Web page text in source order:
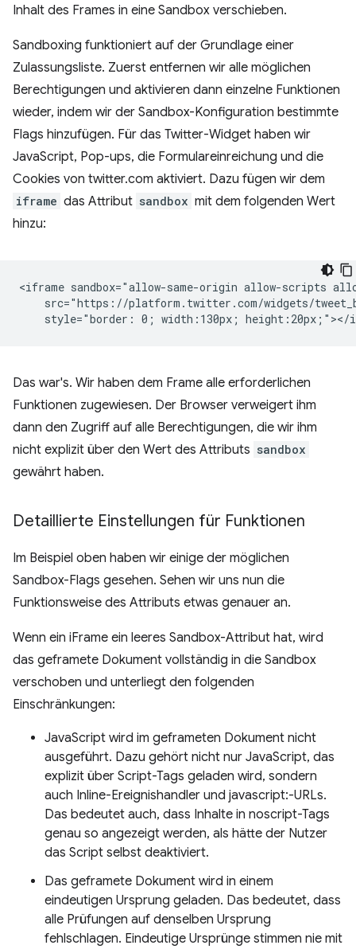
Inhalt des Frames in eine Sandbox verschieben.
Sandboxing funktioniert auf der Grundlage einer
Zulassungsliste. Zuerst entfernen wir alle möglichen
Berechtigungen und aktivieren dann einzelne Funktionen
wieder, indem wir der Sandbox-Konfiguration bestimmte
Flags hinzufügen. Für das Twitter-Widget haben wir
JavaScript, Pop-ups, die Formulareinreichung und die
Cookies von twitter.com aktiviert. Dazu fügen wir dem
iframe das Attribut sandbox mit dem folgenden Wert
hinzu:
<iframe sandbox="allow-same-origin allow-scripts
src="https://platform.twitter.com/widgets/
Das war's. Wir haben dem Frame alle erforderlichen
Funktionen zugewiesen. Der Browser verweigert ihm
dann den Zugriff auf alle Berechtigungen, die wir ihm
nicht explizit über den Wert des Attributs sandbox
gewährt haben.
Detaillierte Einstellungen für Funktionen
Im Beispiel oben haben wir einige der möglichen
Sandbox-Flags gesehen. Sehen wir uns nun die
Funktionsweise des Attributs etwas genauer an.
Wenn ein iFrame ein leeres Sandbox-Attribut hat, wird
das geframete Dokument vollständig in die Sandbox
verschoben und unterliegt den folgenden
Einschränkungen:
JavaScript wird im geframeten Dokument nicht
ausgeführt. Dazu gehört nicht nur JavaScript, das
explizit über Script-Tags geladen wird, sondern
auch Inline-Ereignishandler und javascript:-URLs.
Das bedeutet auch, dass Inhalte in noscript-Tags
genau so angezeigt werden, als hätte der Nutzer
das Script selbst deaktiviert.
Das geframete Dokument wird in einem
eindeutigen Ursprung geladen. Das bedeutet, dass
alle Prüfungen auf denselben Ursprung
fehlschlagen. Eindeutige Ursprünge stimmen nie mit